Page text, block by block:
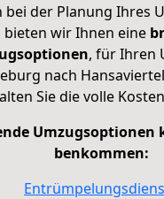
bei der Planung Ihres
bieten wir Ihnen eine
, für Ihren
nach
Sie die volle
Umzugsoptionen
benkommen: